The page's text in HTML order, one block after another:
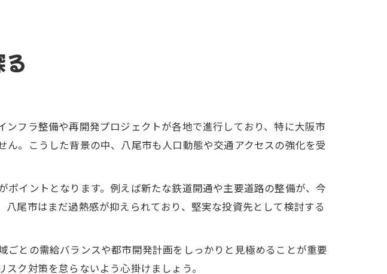
フラ整備や再開発プロジェクトが各地で進行しており、特に大阪市
。こうした背景の中、八尾市も人口動態や交通アクセスの強化を受
イントとなります。例えば新たな鉄道開通や主要道路の整備が、今
尾市はまだ過熱感が抑えられており、堅実な投資先として検討する
との需給バランスや都市開発計画をしっかりと見極めることが重要
ク対策を怠らないよう心掛けましょう。